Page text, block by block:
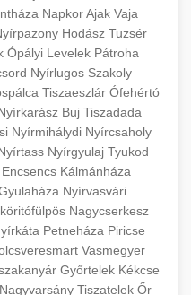
s pénzek
láthatóságának és
Technikai
és még sok más.
szakértők
+
szolgáltatások
meg többet az
és a konzultációs
fejlesztéshez.
mellsebészet
+
laposabb,
Konzultáció
és átfogó
has kontúrozó műtét
+
eljárások
Felső és alsó
kozmetikai
Számának
+
NapkorAjak Vaja
Hodász Tuzsér
Ópályi Levelek Pátroha
Nyírlugos Szakoly
Tiszaeszlár Ófehértó
Buj Tiszadada
Nyírmihálydi Nyírcsaholy
Nyírgyulaj Tyukod
Encsencs Kálmánháza
Nyírvasvári
Nagycserkesz
Petneháza Piricse
Vasmegyer
Győrtelek Kékcse
Nagyvarsány Tiszatelek Őr